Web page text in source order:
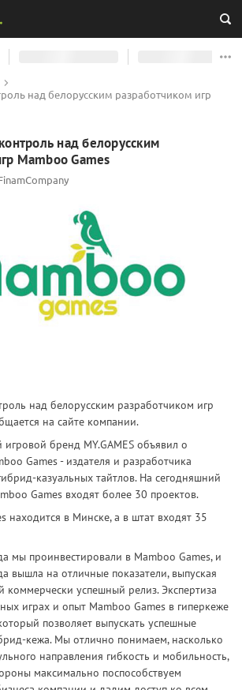
над белорусским разработчиком игр
над белорусским
Mamboo Games
над белорусским разработчиком игр
на сайте компании.
бренд MY.GAMES объявил о
Games - издателя и разработчика
казуальных тайтлов. На сегодняшний
Games входят более 30 проектов.
находится в Минске, а в штат входят 35
мы проинвестировали в Mamboo Games, и
вышла на отличные показатели, выпуская
успешный релиз. Экспертиза
играх и опыт Mamboo Games в гиперкеже
позволяет выпускать успешные
кежа. Мы отлично понимаем, насколько
направления гибкость и мобильность,
максимально поспособствуем